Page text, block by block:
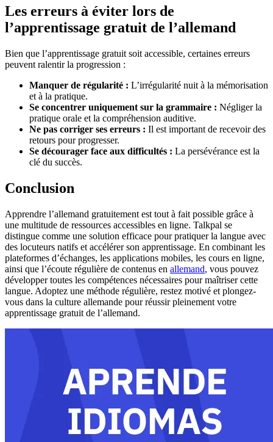
Les erreurs à éviter lors de
l’apprentissage gratuit de l’allemand
Bien que l’apprentissage gratuit soit accessible, certaines erreurs
peuvent ralentir la progression :
Manquer de régularité : L’irrégularité nuit à la mémorisation
et à la pratique.
Se concentrer uniquement sur la grammaire : Négliger la
pratique orale et la compréhension auditive.
Ne pas corriger ses erreurs : Il est important de recevoir des
retours pour progresser.
Se décourager face aux difficultés : La persévérance est la
clé du succès.
Conclusion
Apprendre l’allemand gratuitement est tout à fait possible grâce à
une multitude de ressources accessibles en ligne. Talkpal se
distingue comme une solution efficace pour pratiquer la langue avec
des locuteurs natifs et accélérer son apprentissage. En combinant les
plateformes d’échanges, les applications mobiles, les cours en ligne,
ainsi que l’écoute régulière de contenus en allemand, vous pouvez
développer toutes les compétences nécessaires pour maîtriser cette
langue. Adoptez une méthode régulière, restez motivé et plongez-
vous dans la culture allemande pour réussir pleinement votre
apprentissage gratuit de l’allemand.